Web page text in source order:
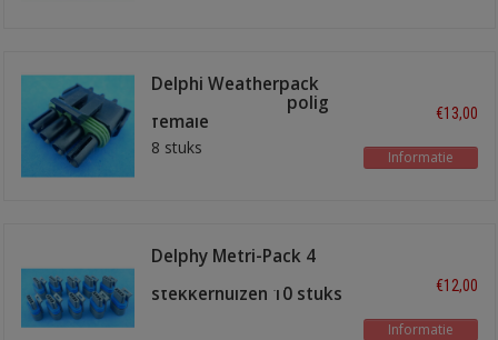
Delphi Weatherpack
stekkerhuizen 4 polig
female
8 stuks
€13,00
Informatie
Delphy Metri-Pack 4
polig lege
stekkerhuizen 10 stuks
€12,00
Informatie